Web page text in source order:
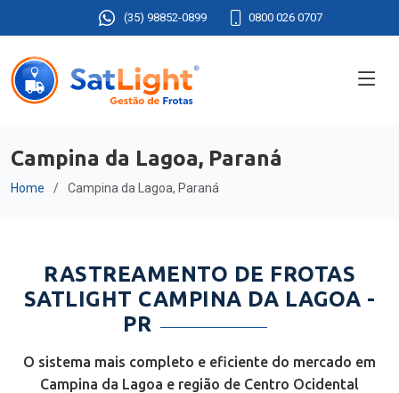
(35) 98852-0899 0800 026 0707
Campina da Lagoa, Paraná
Home Campina da Lagoa, Paraná
RASTREAMENTO DE FROTAS
SATLIGHT CAMPINA DA LAGOA -
PR
O sistema mais completo e eficiente do mercado em
Campina da Lagoa e região de Centro Ocidental